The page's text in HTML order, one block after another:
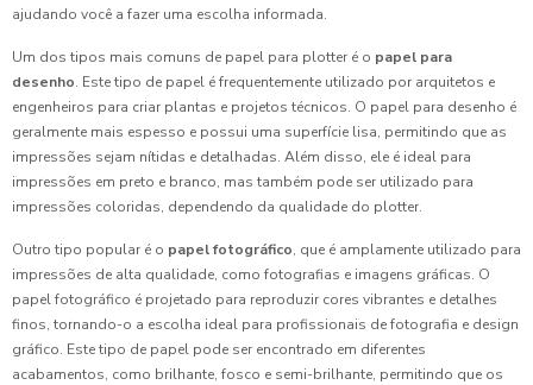
ajudando você a fazer uma escolha informada.
Um dos tipos mais comuns de papel para plotter é o papel para
desenho. Este tipo de papel é frequentemente utilizado por arquitetos e
engenheiros para criar plantas e projetos técnicos. O papel para desenho é
geralmente mais espesso e possui uma superfície lisa, permitindo que as
impressões sejam nítidas e detalhadas. Além disso, ele é ideal para
impressões em preto e branco, mas também pode ser utilizado para
impressões coloridas, dependendo da qualidade do plotter.
Outro tipo popular é o papel fotográfico, que é amplamente utilizado para
impressões de alta qualidade, como fotografias e imagens gráficas. O
papel fotográfico é projetado para reproduzir cores vibrantes e detalhes
finos, tornando-o a escolha ideal para profissionais de fotografia e design
gráfico. Este tipo de papel pode ser encontrado em diferentes
acabamentos, como brilhante, fosco e semi-brilhante, permitindo que os